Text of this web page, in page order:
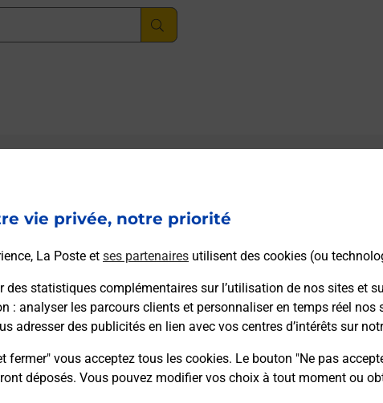
vie privée, notre priorité
La Poste et ses partenaires utilisent des cookies (ou
des statistiques complémentaires sur l’utilisation de nos sites et
: analyser les parcours clients et personnaliser en temps réel
adresser des publicités en lien avec vos centres d’intérêts sur
fermer" vous acceptez tous les cookies. Le bouton "Ne pas
déposés. Vous pouvez modifier vos choix à tout moment ou
La Poste
du courrier vendredià